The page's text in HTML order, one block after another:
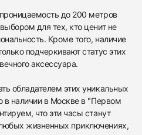
до 200 метров
для тех, кто ценит не
Кроме того, наличие
подчеркивают статус этих
аксессуара.
обладателем этих уникальных
в наличии в Москве в "Первом
что эти часы станут
жизненных приключениях,